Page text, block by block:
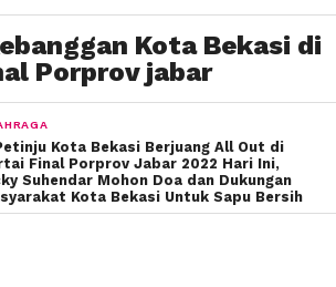
Kota Bekasi di
Porprov jabar
Kota Bekasi Berjuang All Out di
Final Porprov Jabar 2022 Hari Ini,
Suhendar Mohon Doa dan Dukungan
Kota Bekasi Untuk Sapu Bersih